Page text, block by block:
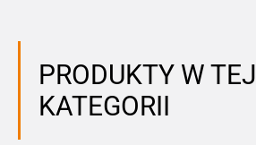
PRODUKTY W TEJ
KATEGORII